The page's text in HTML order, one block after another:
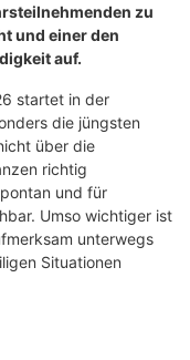
zu
und einer den
auf.
startet in der
die jüngsten
über die
richtig
und für
Umso wichtiger ist
unterwegs
Situationen